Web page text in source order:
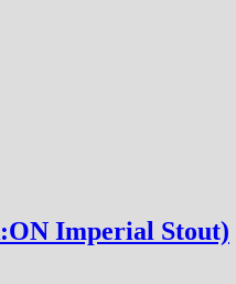
Imperial Stout)